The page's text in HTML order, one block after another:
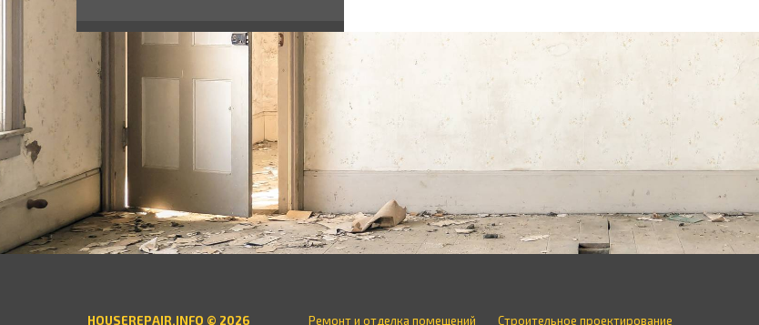
HOUSEREPAIR.INFO © 2026 Ремонт и отделка помещений Строительное проектирование